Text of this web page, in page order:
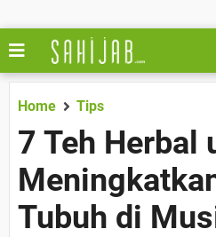
Home Tips
7 Teh Herbal
Tubuh di